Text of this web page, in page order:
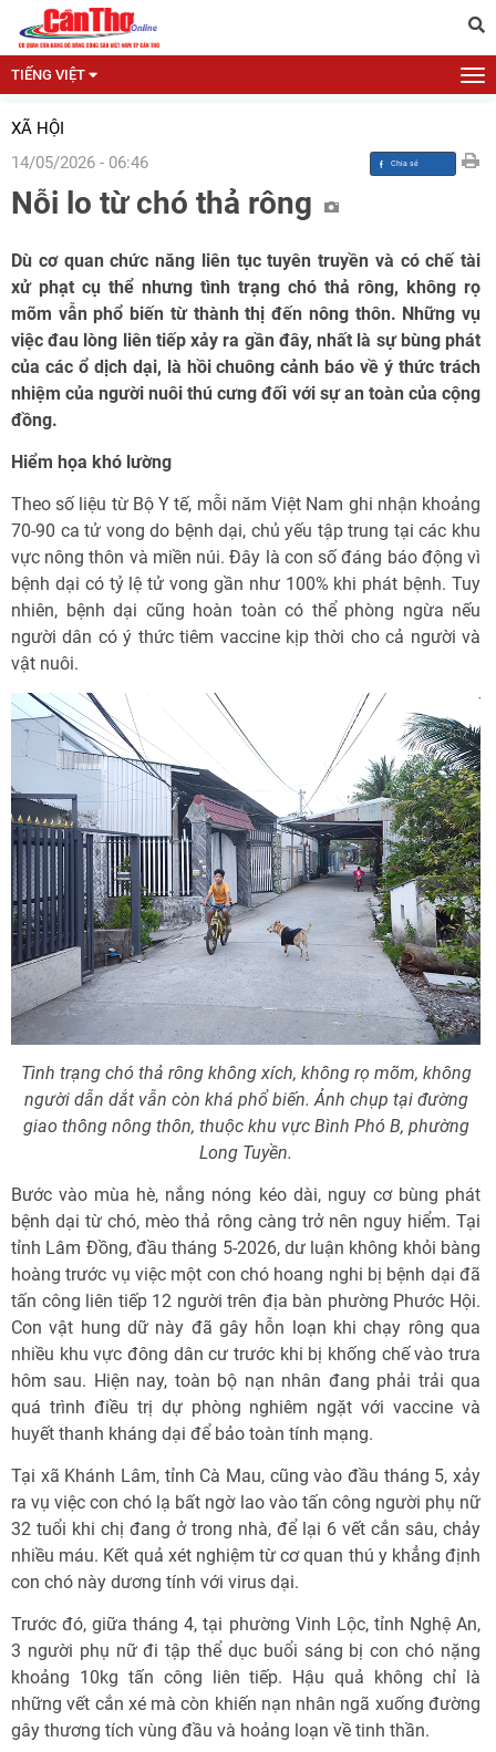
TIẾNG VIỆT
XÃ HỘI
14/05/2026 - 06:46
Nỗi lo từ chó thả rông
Dù cơ quan chức năng liên tục tuyên truyền và có chế tài
xử phạt cụ thể nhưng tình trạng chó thả rông, không rọ
mõm vẫn phổ biến từ thành thị đến nông thôn. Những vụ
việc đau lòng liên tiếp xảy ra gần đây, nhất là sự bùng phát
của các ổ dịch dại, là hồi chuông cảnh báo về ý thức trách
nhiệm của người nuôi thú cưng đối với sự an toàn của cộng
đồng.
Hiểm họa khó lường
Theo số liệu từ Bộ Y tế, mỗi năm Việt Nam ghi nhận khoảng
70-90 ca tử vong do bệnh dại, chủ yếu tập trung tại các khu
vực nông thôn và miền núi. Đây là con số đáng báo động vì
bệnh dại có tỷ lệ tử vong gần như 100% khi phát bệnh. Tuy
nhiên, bệnh dại cũng hoàn toàn có thể phòng ngừa nếu
người dân có ý thức tiêm vaccine kịp thời cho cả người và
vật nuôi.
Tình trạng chó thả rông không xích, không rọ mõm, không
người dẫn dắt vẫn còn khá phổ biến. Ảnh chụp tại đường
giao thông nông thôn, thuộc khu vực Bình Phó B, phường
Long Tuyền.
Bước vào mùa hè, nắng nóng kéo dài, nguy cơ bùng phát
bệnh dại từ chó, mèo thả rông càng trở nên nguy hiểm. Tại
tỉnh Lâm Đồng, đầu tháng 5-2026, dư luận không khỏi bàng
hoàng trước vụ việc một con chó hoang nghi bị bệnh dại đã
tấn công liên tiếp 12 người trên địa bàn phường Phước Hội.
Con vật hung dữ này đã gây hỗn loạn khi chạy rông qua
nhiều khu vực đông dân cư trước khi bị khống chế vào trưa
hôm sau. Hiện nay, toàn bộ nạn nhân đang phải trải qua
quá trình điều trị dự phòng nghiêm ngặt với vaccine và
huyết thanh kháng dại để bảo toàn tính mạng.
Tại xã Khánh Lâm, tỉnh Cà Mau, cũng vào đầu tháng 5, xảy
ra vụ việc con chó lạ bất ngờ lao vào tấn công người phụ nữ
32 tuổi khi chị đang ở trong nhà, để lại 6 vết cắn sâu, chảy
nhiều máu. Kết quả xét nghiệm từ cơ quan thú y khẳng định
con chó này dương tính với virus dại.
Trước đó, giữa tháng 4, tại phường Vinh Lộc, tỉnh Nghệ An,
3 người phụ nữ đi tập thể dục buổi sáng bị con chó nặng
khoảng 10kg tấn công liên tiếp. Hậu quả không chỉ là
những vết cắn xé mà còn khiến nạn nhân ngã xuống đường
gây thương tích vùng đầu và hoảng loạn về tinh thần.